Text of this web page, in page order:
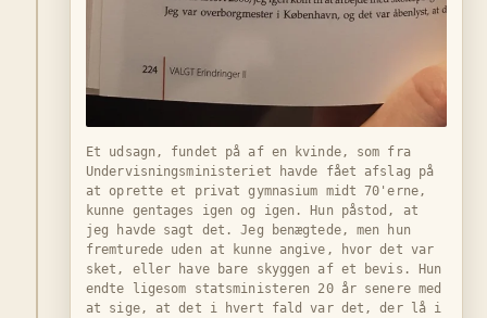
Et udsagn, fundet på af en kvinde, som fra
Undervisningsministeriet havde fået afslag på
at oprette et privat gymnasium midt 70'erne,
kunne gentages igen og igen. Hun påstod, at
jeg havde sagt det. Jeg benægtede, men hun
fremturede uden at kunne angive, hvor det var
sket, eller have bare skyggen af et bevis. Hun
endte ligesom statsministeren 20 år senere med
at sige, at det i hvert fald var det, der lå i